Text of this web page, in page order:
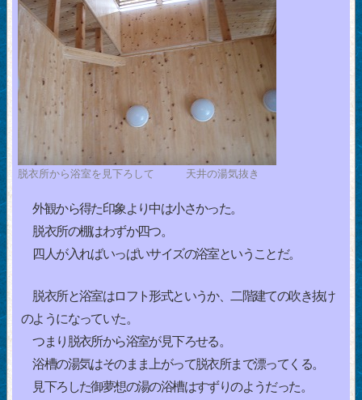
脱衣所から浴室を見下ろして 天井の湯気抜き
外観から得た印象より中は小さかった。
脱衣所の棚はわずか四つ。
四人が入ればいっぱいサイズの浴室ということだ。
脱衣所と浴室はロフト形式というか、二階建ての吹き抜け
のようになっていた。
つまり脱衣所から浴室が見下ろせる。
浴槽の湯気はそのまま上がって脱衣所まで漂ってくる。
見下ろした御夢想の湯の浴槽はすずりのようだった。